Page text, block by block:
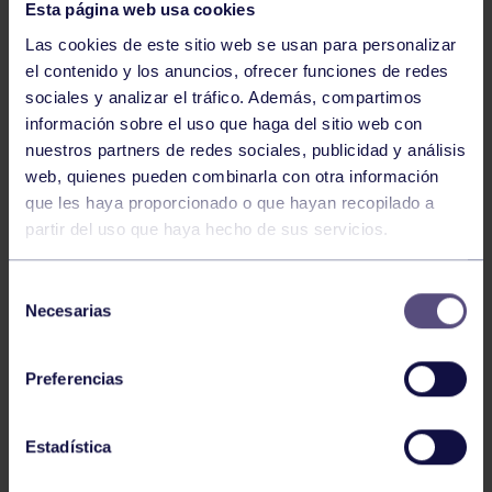
Esta página web usa cookies
Las cookies de este sitio web se usan para personalizar
el contenido y los anuncios, ofrecer funciones de redes
sociales y analizar el tráfico. Además, compartimos
información sobre el uso que haga del sitio web con
nuestros partners de redes sociales, publicidad y análisis
web, quienes pueden combinarla con otra información
que les haya proporcionado o que hayan recopilado a
partir del uso que haya hecho de sus servicios.
Necesarias
Preferencias
Estadística
Judo 18 May 2026
CAMPEONATO DE ASTURIAS ALEVÍN
II TORNEO INFANTIL DE JUDO HAJIME